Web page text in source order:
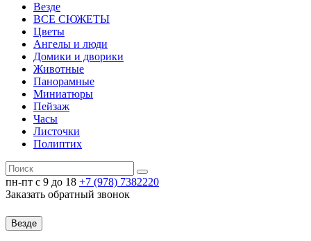
Везде
ВСЕ СЮЖЕТЫ
Цветы
Ангелы и люди
Домики и дворики
Животные
Панорамные
Миниатюры
Пейзаж
Часы
Листочки
Полиптих
пн-пт c 9 до 18 +7 (978) 7382220
Заказать обратный звонок
Везде